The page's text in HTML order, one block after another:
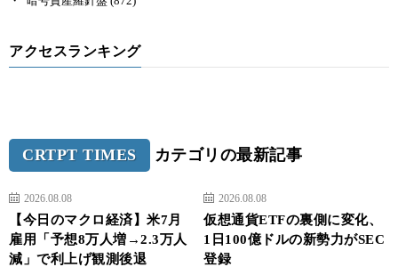
アクセスランキング
CRTPT TIMES カテゴリの最新記事
2026.08.08
【今日のマクロ経済】米7月
雇用「予想8万人増→2.3万人
減」で利上げ観測後退
2026.08.08
仮想通貨ETFの裏側に変化、
1日100億ドルの新勢力がSEC
登録